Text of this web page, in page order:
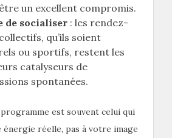
un excellent compromis.
de socialiser : les rendez-
qu’ils soient
ou sportifs, restent les
catalyseurs de
spontanées.
est souvent celui qui
réelle, pas à votre image